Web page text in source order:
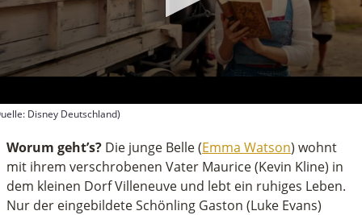
Disney Deutschland)
Worum geht’s? Die junge Belle (Emma Watson) wohnt
mit ihrem verschrobenen Vater Maurice (Kevin Kline) in
dem kleinen Dorf Villeneuve und lebt ein ruhiges Leben.
Nur der eingebildete Schönling Gaston (Luke Evans)